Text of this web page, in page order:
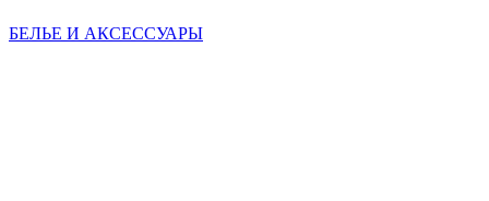
БЕЛЬЕ И АКСЕССУАРЫ